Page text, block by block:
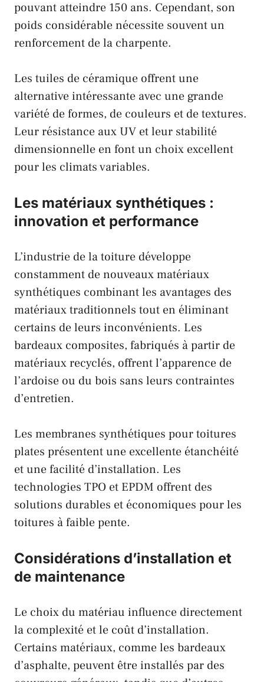
pouvant atteindre 150 ans. Cependant, son
poids considérable nécessite souvent un
renforcement de la charpente.
Les tuiles de céramique offrent une
alternative intéressante avec une grande
variété de formes, de couleurs et de textures.
Leur résistance aux UV et leur stabilité
dimensionnelle en font un choix excellent
pour les climats variables.
Les matériaux synthétiques :
innovation et performance
L’industrie de la toiture développe
constamment de nouveaux matériaux
synthétiques combinant les avantages des
matériaux traditionnels tout en éliminant
certains de leurs inconvénients. Les
bardeaux composites, fabriqués à partir de
matériaux recyclés, offrent l’apparence de
l’ardoise ou du bois sans leurs contraintes
d’entretien.
Les membranes synthétiques pour toitures
plates présentent une excellente étanchéité
et une facilité d’installation. Les
technologies TPO et EPDM offrent des
solutions durables et économiques pour les
toitures à faible pente.
Considérations d’installation et
de maintenance
Le choix du matériau influence directement
la complexité et le coût d’installation.
Certains matériaux, comme les bardeaux
d’asphalte, peuvent être installés par des